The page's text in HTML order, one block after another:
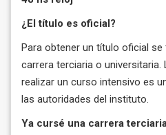
¿El título es oficial?
Para obtener un título oficial se
carrera terciaria o universitaria.
realizar un curso intensivo es
las autoridades del instituto.
Ya cursé una carrera